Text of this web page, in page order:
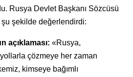
Rusya Devlet Başkanı Sözcüsü
şekilde değerlendirdi:
açıklaması: «Rusya,
yollarla çözmeye her zaman
kimseye bağımlı